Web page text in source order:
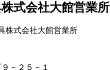
式会社大館営業所
－２５－１